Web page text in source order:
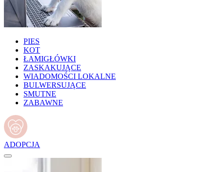
PIES
KOT
ŁAMIGŁÓWKI
ZASKAKUJĄCE
WIADOMOŚCI LOKALNE
BULWERSUJĄCE
SMUTNE
ZABAWNE
ADOPCJA